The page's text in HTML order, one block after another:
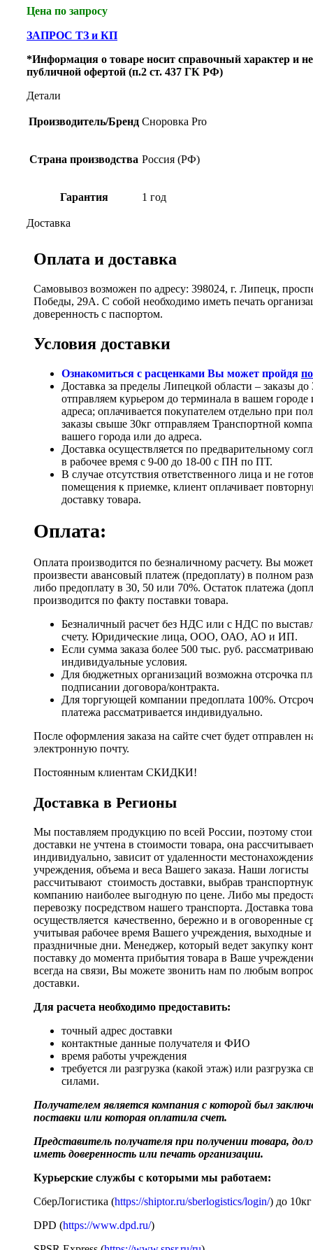
Цена по запросу
ЗАПРОС ТЗ и КП
*Информация о товаре носит справочный характер и
публичной офертой (п.2 ст. 437 ГК РФ)
Детали
Производитель/Бренд Сноровка Pro
Страна производства Россия (РФ)
Гарантия 1 год
Доставка
Оплата и доставка
Самовывоз возможен по адресу: 398024, г. Липецк,
Победы, 29А. С собой необходимо иметь печать
доверенность с паспортом.
Условия доставки
Ознакомиться с расценками Вы может пройдя
Доставка за пределы Липецкой области – заказы до
отправляем курьером до терминала в вашем городе
адреса; оплачивается покупателем отдельно при
заказы свыше 30кг отправляем Транспортной
вашего города или до адреса.
Доставка осуществляется по предварительному
в рабочее время с 9-00 до 18-00 с ПН по ПТ.
В случае отсутствия ответственного лица и не
помещения к приемке, клиент оплачивает
доставку товара.
Оплата:
Оплата производится по безналичному расчету. Вы
произвести авансовый платеж (предоплату) в полном
либо предоплату в 30, 50 или 70%. Остаток платежа
производится по факту поставки товара.
Безналичный расчет без НДС или с НДС по
счету. Юридические лица, ООО, ОАО, АО и ИП.
Если сумма заказа более 500 тыс. руб.
индивидуальные условия.
Для бюджетных организаций возможна отсрочка
подписании договора/контракта.
Для торгующей компании предоплата 100%.
платежа рассматривается индивидуально.
После оформления заказа на сайте счет будет отправлен
электронную почту.
Постоянным клиентам СКИДКИ!
Доставка в Регионы
Мы поставляем продукцию по всей России, поэтому
доставки не учтена в стоимости товара, она
индивидуально, зависит от удаленности
учреждения, объема и веса Вашего заказа. Наши логисты
рассчитывают стоимость доставки, выбрав
компанию наиболее выгодную по цене. Либо мы
перевозку посредством нашего транспорта. Доставка
осуществляется качественно, бережно и в оговоренные
учитывая рабочее время Вашего учреждения, выходные и
праздничные дни. Менеджер, который ведет закупку
поставку до момента прибытия товара в Ваше
всегда на связи, Вы можете звонить нам по любым
доставки.
Для расчета необходимо предоставить:
точный адрес доставки
контактные данные получателя и ФИО
время работы учреждения
требуется ли разгрузка (какой этаж) или разгрузка
силами.
Получателем является компания с которой был
поставки или которая оплатила счет.
Представитель получателя при получении товара,
иметь доверенность или печать организации.
Курьерские службы с которыми мы работаем:
СберЛогистика (https://shiptor.ru/sberlogistics/login/) до 10кг
DPD (https://www.dpd.ru/)